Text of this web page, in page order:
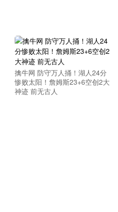
擒牛网 防守万人捅！湖人24分
惨败太阳！詹姆斯23+6空创2大
神迹 前无古人